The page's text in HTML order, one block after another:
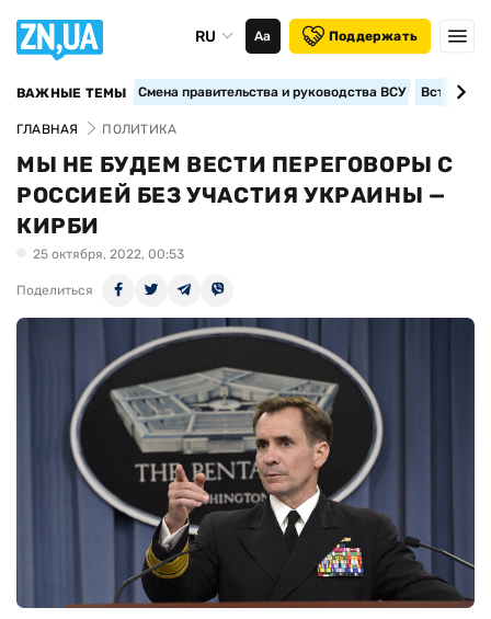
RU Аа Поддержать
ВАЖНЫЕ ТЕМЫ Смена правительства и руководства ВСУ
ГЛАВНАЯ ПОЛИТИКА
МЫ НЕ БУДЕМ ВЕСТИ ПЕРЕГОВОРЫ С
РОССИЕЙ БЕЗ УЧАСТИЯ УКРАИНЫ —
КИРБИ
25 октября, 2022, 00:53
Поделиться